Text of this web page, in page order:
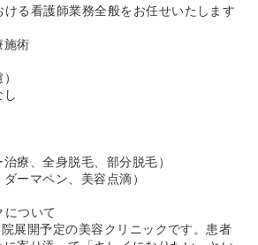
。冬の閑散期には、最大5連休を取得
取ったりなど、時期によってプライ
方も可能です！
意見を考慮し、2025年から早番・
束時間を短縮した働き方も準備して
割引制度を利用して、自分自身の身
ます。
進と、頑張りが直結する高収入・イ
く、最短9ヶ月〜1年程度でリーダー
が可能です。実際に20代半ばでリーダ
る看護師業務全般をお任せいたします
施術
し
療、全身脱毛、部分脱毛）
ーマペン、美容点滴）
ついて
展開予定の美容クリニックです。患者